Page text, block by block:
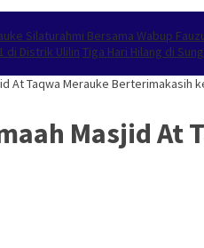
Silaturahmi Bersama Wabup
di Distrik Ulilin Tiga Hari Hilang di
At Taqwa Merauke Berterimakasih
Masjid